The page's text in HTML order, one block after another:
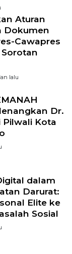
Aturan
Dokumen
Cawapres
lalu
Dr.
Kota
dalam
Darurat:
Elite ke
Sosial